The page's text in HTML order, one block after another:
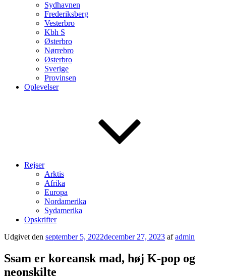
Sydhavnen
Frederiksberg
Vesterbro
Kbh S
Østerbro
Nørrebro
Østerbro
Sverige
Provinsen
Oplevelser
Rejser
Arktis
Afrika
Europa
Nordamerika
Sydamerika
Opskrifter
Udgivet den september 5, 2022december 27, 2023 afadmin
Ssam er koreansk mad, høj K-pop og
neonskilte